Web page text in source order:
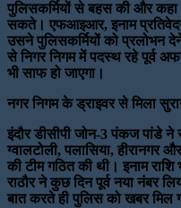
पुलिसकर्मियों से बहस की और कहा
सकते। एफआइआर, इनाम प्रतिवेदन
उसने पुलिसकर्मियों को प्रलोभन
से निगर निगम में पदस्थ रहे पूर्व
भी साफ हो जाएगा।
नगर निगम के ड्राइवर से मिला
इंदौर डीसीपी जोन-3 पंकज पांडे ने
ग्वालटोली, पलासिया, हीरानगर
की टीम गठित की थी। इनाम
राठौर ने कुछ दिन पूर्व नया नंबर
बात करते ही पुलिस को खबर मिल